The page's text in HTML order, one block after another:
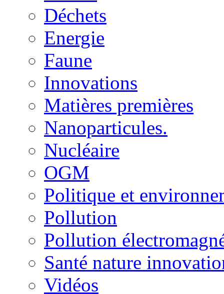
Déchets
Energie
Faune
Innovations
Matières premières
Nanoparticules.
Nucléaire
OGM
Politique et
Pollution
Pollution
Santé nature
Vidéos